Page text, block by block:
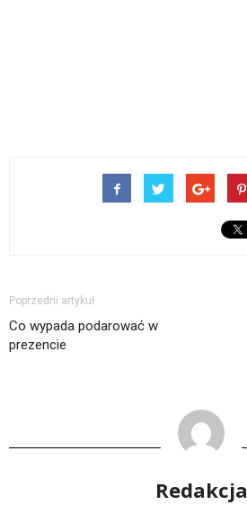
Poprzedni artykuł
Co wypada podarować w
prezencie
Redakcja